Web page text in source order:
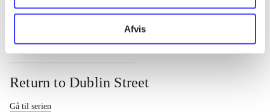
Afvis
Return to Dublin Street
Gå til serien